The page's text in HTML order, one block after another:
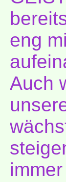
eng
Auch